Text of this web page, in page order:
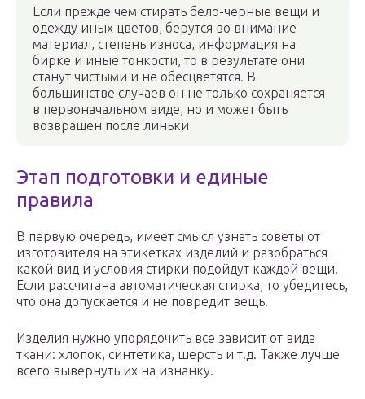
Если прежде чем стирать бело-черные вещи и
одежду иных цветов, берутся во внимание
материал, степень износа, информация на
бирке и иные тонкости, то в результате они
станут чистыми и не обесцветятся. В
большинстве случаев он не только сохраняется
в первоначальном виде, но и может быть
возвращен после линьки
Этап подготовки и единые
правила
В первую очередь, имеет смысл узнать советы от
изготовителя на этикетках изделий и разобраться
какой вид и условия стирки подойдут каждой вещи.
Если рассчитана автоматическая стирка, то убедитесь,
что она допускается и не повредит вещь.
Изделия нужно упорядочить все зависит от вида
ткани: хлопок, синтетика, шерсть и т.д. Также лучше
всего вывернуть их на изнанку.